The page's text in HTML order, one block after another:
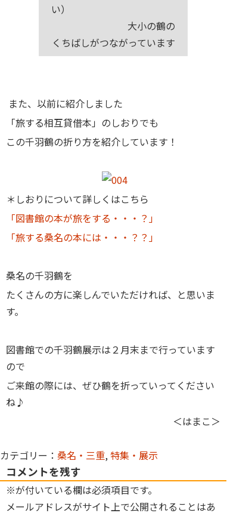
い）
大小の鶴の
くちばしがつながっています
また、以前に紹介しました
「旅する相互貸借本」のしおりでも
この千羽鶴の折り方を紹介しています！
＊しおりについて詳しくはこちら
「図書館の本が旅をする・・・？」
「旅する桑名の本には・・・？？」
桑名の千羽鶴を
たくさんの方に楽しんでいただければ、と思いま
す。
図書館での千羽鶴展示は２月末まで行っています
ので
ご来館の際には、ぜひ鶴を折っていってください
ね♪
＜はまこ＞
カテゴリー： 桑名・三重, 特集・展示
コメントを残す
※が付いている欄は必須項目です。
メールアドレスがサイト上で公開されることはあ